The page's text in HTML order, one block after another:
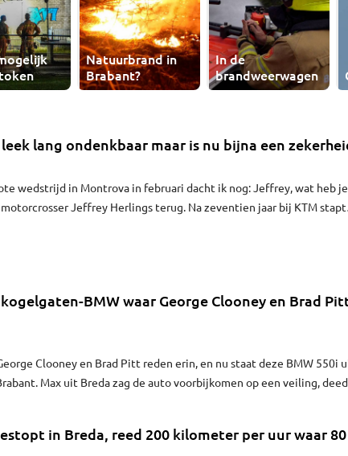
Natuurbrand in
Brabant?
In de
brandweerwagen
lang ondenkbaar maar is nu bijna een
wedstrijd in Montrova in februari dacht ik nog: Jeffrey, wat heb je
Jeffrey Herlings terug. Na zeventien jaar bij KTM stapte
BMW waar George Clooney en Brad
Clooney en Brad Pitt reden erin, en nu staat deze BMW 550i
Max uit Breda zag de auto voorbijkomen op een veiling, deed
in Breda, reed 200 kilometer per uur waar 80